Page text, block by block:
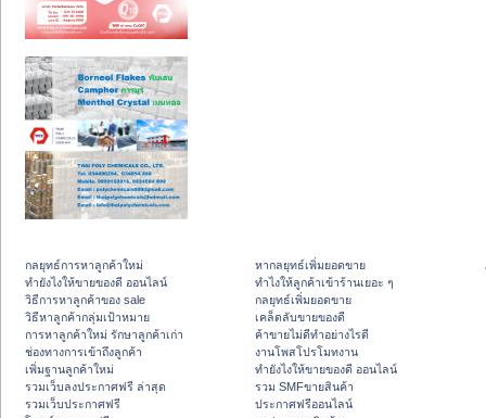
กลยุทธ์การหาลูกค้าใหม่
ทํายังไงให้ขายของดี ออนไลน์
วิธีการหาลูกค้าของ sale
วิธีหาลูกค้ากลุ่มเป้าหมาย
การหาลูกค้าใหม่ รักษาลูกค้าเก่า
ช่องทางการเข้าถึงลูกค้า
เพิ่มฐานลูกค้าใหม่
รวมเว็บลงประกาศฟรี ล่าสุด
รวมเว็บประกาศฟรี
หากลยุทธ์เพิ่มยอดขาย
ทําไงให้ลูกค้าเข้าร้านเยอะ ๆ
กลยุทธ์เพิ่มยอดขาย
เคล็ดลับขายของดี
ค้าขายไม่ดีทำอย่างไรดี
งานโพสโปรโมทงาน
ทํายังไงให้ขายของดี ออนไลน์
รวม SMFขายสินค้า
ประกาศฟรีออนไลน์